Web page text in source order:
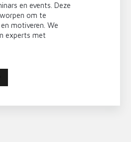
en events. Deze
om te
motiveren. We
experts met